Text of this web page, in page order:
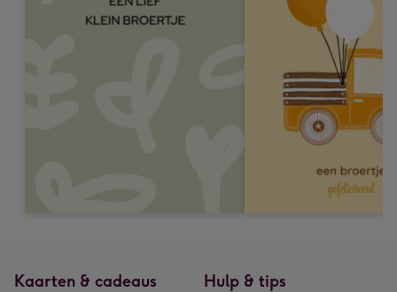
Kaarten & cadeaus Hulp & tips